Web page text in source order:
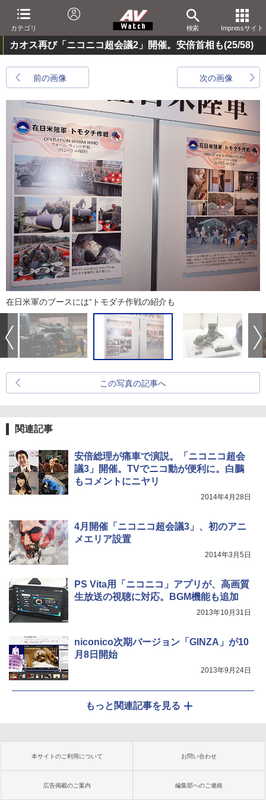
カテゴリ 検索 Impressサイト
カオス再び「ニコニコ超会議2」開催。安倍首相も(25/58)
前の画像 次の画像
在日米軍のブースには“トモダチ作戦の紹介も
この写真の記事へ
関連記事
安倍総理が痛車で演説。「ニコニコ超会
議3」開催。TVでニコ動が便利に。白鵬
もコメントにニヤリ
2014年4月28日
4月開催「ニコニコ超会議3」、初のアニ
メエリア設置
2014年3月5日
PS Vita用「ニコニコ」アプリが、高画質
生放送の視聴に対応。BGM機能も追加
2013年10月31日
niconico次期バージョン「GINZA」が10
月8日開始
2013年9月24日
もっと関連記事を見る
本サイトのご利用について お問い合わせ
広告掲載のご案内 編集部へのご連絡